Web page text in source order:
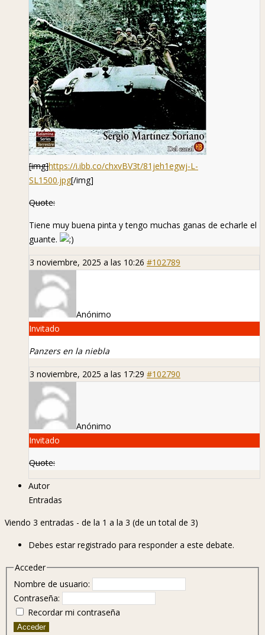
[img]https://i.ibb.co/chxvBV3t/81jeh1egwj-L-
SL1500.jpg[/img]
Quote:
Tiene muy buena pinta y tengo muchas ganas de echarle el
guante.
3 noviembre, 2025 a las 10:26 #102789
Anónimo
Invitado
Panzers en la niebla
3 noviembre, 2025 a las 17:29 #102790
Anónimo
Invitado
Quote:
Autor
Entradas
Viendo 3 entradas - de la 1 a la 3 (de un total de 3)
Debes estar registrado para responder a este debate.
Acceder
Nombre de usuario:
Contraseña:
Recordar mi contraseña
Acceder